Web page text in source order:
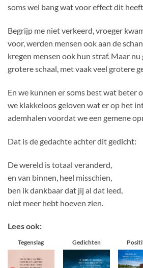
soms wel bang wat voor effect dit
Begrijp me niet verkeerd, vroeger
voor, werden mensen ook aan de
kregen mensen ook hun straf. Maar
grotere schaal, met vaak veel grotere
En we kunnen er soms best wat beter
we klakkeloos geloven wat er op het
ademhalen voordat we een gemene
Dat is de gedachte achter dit gedicht:
De wereld is totaal veranderd,
en van binnen, heel misschien,
ben ik dankbaar dat jij al dat leed,
niet meer hebt hoeven zien.
Lees ook:
Tegenslag Gedichten